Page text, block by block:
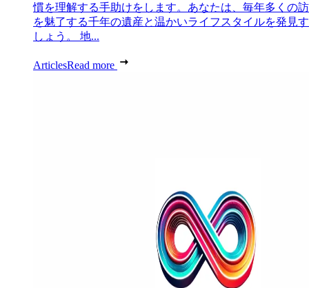
慣を理解する手助けをします。あなたは、毎年多くの
を魅了する千年の遺産と温かいライフスタイルを発見
しょう。 地...
ArticlesRead more